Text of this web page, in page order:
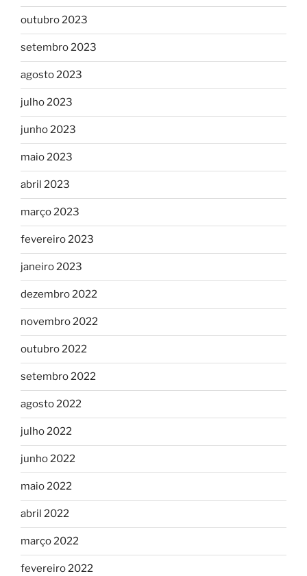
outubro 2023
setembro 2023
agosto 2023
julho 2023
junho 2023
maio 2023
abril 2023
março 2023
fevereiro 2023
janeiro 2023
dezembro 2022
novembro 2022
outubro 2022
setembro 2022
agosto 2022
julho 2022
junho 2022
maio 2022
abril 2022
março 2022
fevereiro 2022